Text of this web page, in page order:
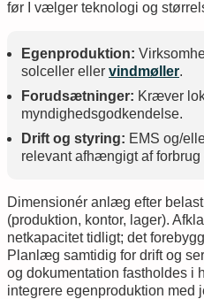
før I vælger teknologi og
Egenproduktion:
solceller eller vindmøller.
Forudsætninger: Kræver
myndighedsgodkendelse.
Drift og styring: EMS og/
relevant afhængigt af
Dimensionér anlæg efter
(produktion, kontor, lager).
netkapacitet tidligt; det
Planlæg samtidig for drift og
og dokumentation fastholdes i
integrere egenproduktion med